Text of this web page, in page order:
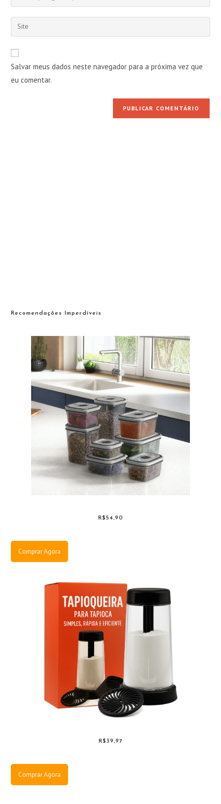
de
usuário
para
comentar
seu
endereço
de
mail
para
comentar
Digite
o
URL
do
seu
site
Salvar meus dados neste navegador para a próxima vez que
eu comentar.
Recomendações Imperdíveis
R$54,90
Comprar Agora
R$39,97
Comprar Agora